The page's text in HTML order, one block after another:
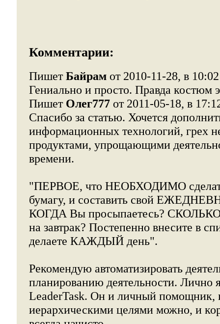
Комментарии:
ПишетБайрам от 2010-11-28, в
Гениально и просто. Правда костюм
Пишет Олег777 от 2011-05-18, в
Спасибо за статью. Хочется
информационных технологий, грех
продуктами, упрощающими
времени.
"ПЕРВОЕ, что НЕОБХОДИМО сделать
бумагу, и составить свой
КОГДА Вы просыпаетесь?
на завтрак? Постепенно внесите в
делаете КАЖДЫЙ день".
Рекомендую автоматизировать
планированию деятельности. Лично
LeaderTask. Он и личный помощник,
иерархическими целями можно, и